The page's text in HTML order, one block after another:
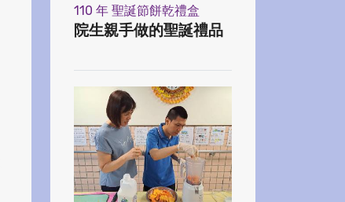
110 年 聖誕節餅乾禮盒
院生親手做的聖誕禮品